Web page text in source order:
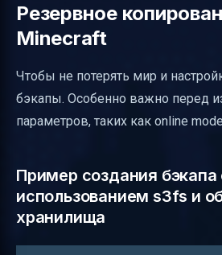
Резервное
Minecraft
Чтобы не потерять мир и
бэкапы. Особенно важно перед
параметров, таких как online
Пример создания бэкапа
использованием s3fs и
хранилища